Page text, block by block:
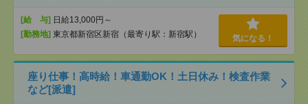
[給 与] 日給13,000円～
[勤務地] 東京都新宿区新宿（最寄り駅：新宿駅） 気になる！
座り仕事！高時給！車通勤OK！土日休み！検査作業
など[派遣]